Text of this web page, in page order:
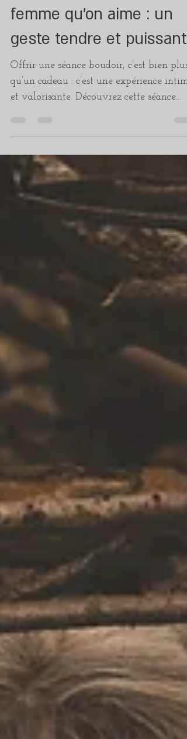
séance boudoir à la
femme qu’on aime : un
geste tendre et puissant
Offrir une séance boudoir, c’est bien plus
photo réalisée à Thumeries, dans mon
home studio près de Lille, et pourquoi
a tant compté pour cette femme.